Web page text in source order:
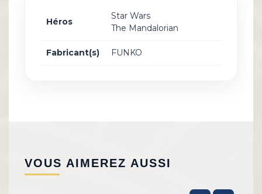
Héros
Star Wars
The Mandalorian
Fabricant(s) FUNKO
VOUS AIMEREZ AUSSI